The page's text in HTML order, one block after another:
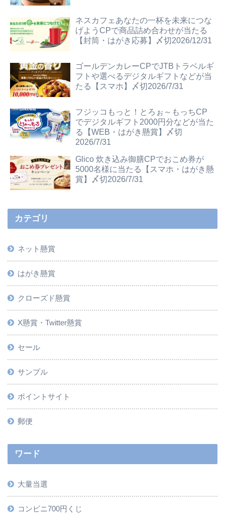
ネスカフェあなたの一杯を未来につな
げようCPで商品詰め合わせが当たる
【封筒・はがき応募】〆切2026/12/31
ゴールデンカレーCPでJTBトラベルギ
フトや選べるデジタルギフトなどが当
たる【スマホ】〆切2026/7/31
フジッコもっと！とろぉ～もっちCP
でデジタルギフト2000円分などが当た
る【WEB・はがき懸賞】〆切
2026/7/31
Glico 炊き込み御膳CPでおこめ券が
5000名様に当たる【スマホ・はがき懸
賞】〆切2026/7/31
カテゴリ
ネット懸賞
はがき懸賞
クローズド懸賞
X懸賞・Twitter懸賞
セール
サンプル
ポイントサイト
郵便
ワード
大量当選
コンビニ700円くじ